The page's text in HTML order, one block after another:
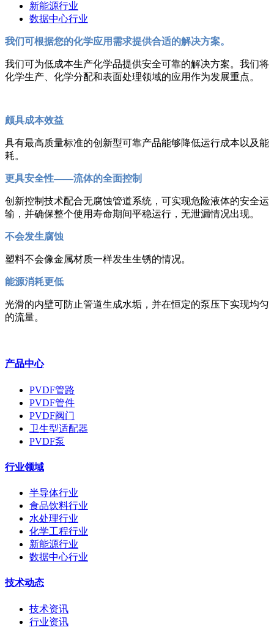
新能源行业
数据中心行业
我们可根据您的化学应用需求提供合适的解决方案。
我们可为低成本生产化学品提供安全可靠的解决方案。我们将
化学生产、化学分配和表面处理领域的应用作为发展重点。
颇具成本效益
具有最高质量标准的创新型可靠产品能够降低运行成本以及能
耗。
更具安全性——流体的全面控制
创新控制技术配合无腐蚀管道系统，可实现危险液体的安全运
输，并确保整个使用寿命期间平稳运行，无泄漏情况出现。
不会发生腐蚀
塑料不会像金属材质一样发生生锈的情况。
能源消耗更低
光滑的内壁可防止管道生成水垢，并在恒定的泵压下实现均匀
的流量。
产品中心
PVDF管路
PVDF管件
PVDF阀门
卫生型适配器
PVDF泵
行业领域
半导体行业
食品饮料行业
水处理行业
化学工程行业
新能源行业
数据中心行业
技术动态
技术资讯
行业资讯